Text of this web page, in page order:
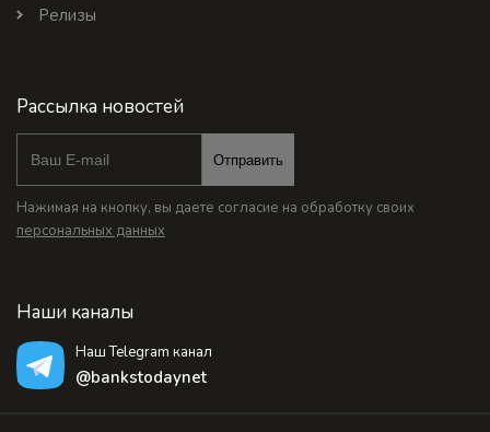
Релизы
Рассылка новостей
Отправить
Нажимая на кнопку, вы даете согласие на обработку своих
персональных данных
Наши каналы
Наш Telegram канал
@bankstodaynet